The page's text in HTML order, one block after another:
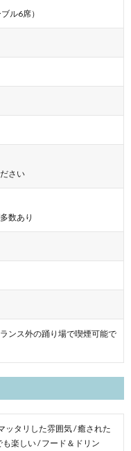
ル6席）
さい
数あり
ンス外の踊り場で喫煙可能で
ッタリした雰囲気 / 癒された
楽しい / フード＆ドリン